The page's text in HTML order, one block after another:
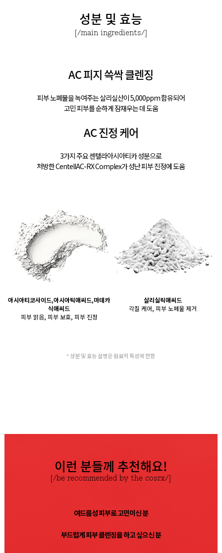
성분 및 효능
[/main ingredients/]
AC 피지 쓱싹 클렌징
피부 노폐물을 녹여주는 살리실산이 5,000ppm 함유되어
고민 피부를 순하게 잠재우는 데 도움
AC 진정 케어
3가지 주요 센텔라아시아티카 성분으로
처방한 CentellAC-RX Complex가 성난 피부 진정에 도움
아시아티코사이드,아시아틱애씨드,마데카
식애씨드
피부 맑음, 피부 보호, 피부 진정
살리실릭애씨드
각질 케어, 피부 노페물 제거
* 성분 및 효능 설명은 원료적 특성에 한함
이런 분들께 추천해요!
[/be recommended by the cosrx/]
여드름성 피부로 고민이신 분
부드럽게 피부 클렌징을 하고 싶으신 분